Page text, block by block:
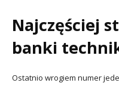
Najczęściej
banki
Ostatnio wrogiem numer